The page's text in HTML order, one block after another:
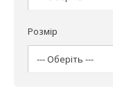
Розмір